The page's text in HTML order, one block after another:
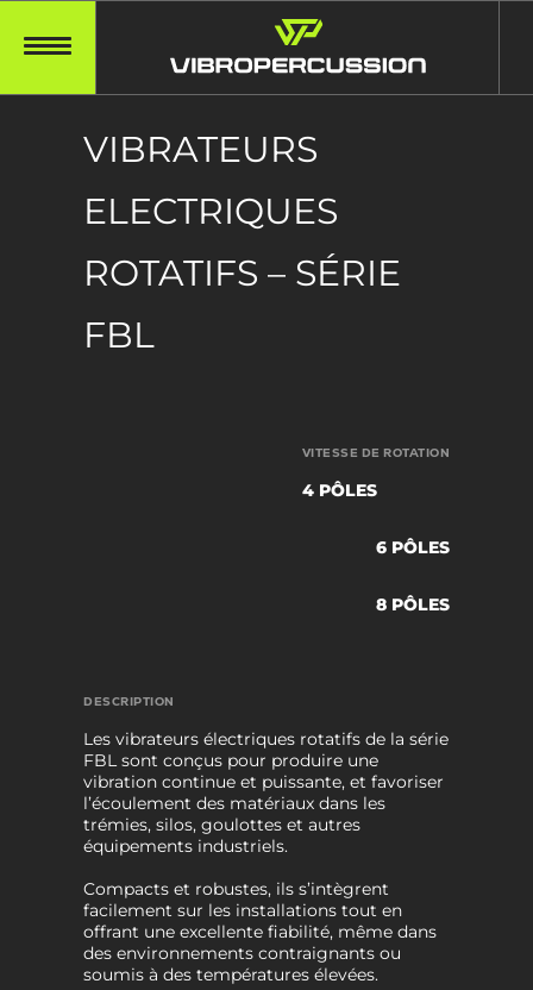
VIBRATEURS
ELECTRIQUES
ROTATIFS – SÉRIE
FBL
VITESSE DE ROTATION
4 PÔLES
6 PÔLES
8 PÔLES
DESCRIPTION
Les vibrateurs électriques rotatifs de la série
FBL sont conçus pour produire une
vibration continue et puissante, et favoriser
l’écoulement des matériaux dans les
trémies, silos, goulottes et autres
équipements industriels.
Compacts et robustes, ils s’intègrent
facilement sur les installations tout en
offrant une excellente fiabilité, même dans
des environnements contraignants ou
soumis à des températures élevées.